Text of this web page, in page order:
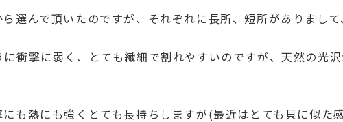
選んで頂いたのですが、それぞれに長所、短所がありまして
衝撃に弱く、とても繊細で割れやすいのですが、天然の光沢
も熱にも強くとても長持ちしますが(最近はとても貝に似た